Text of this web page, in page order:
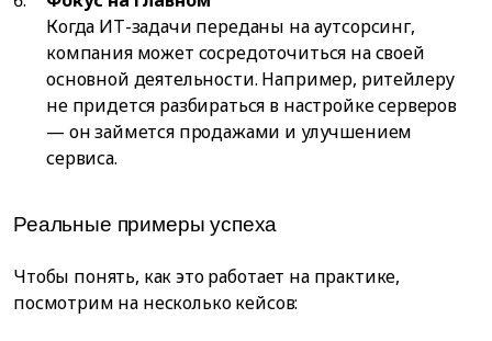
Когда ИТ-задачи переданы на аутсорсинг,
компания может сосредоточиться на своей
основной деятельности. Например, ритейлеру
не придется разбираться в настройке серверов
— он займется продажами и улучшением
сервиса.
Реальные примеры успеха
Чтобы понять, как это работает на практике,
посмотрим на несколько кейсов: